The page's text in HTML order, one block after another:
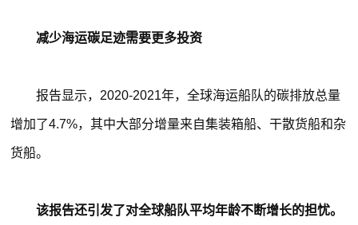
减少海运碳足迹需要更多投资
报告显示，2020-2021年，全球海运船队的碳排放总量
增加了4.7%，其中大部分增量来自集装箱船、干散货船和杂
货船。
该报告还引发了对全球船队平均年龄不断增长的担忧。